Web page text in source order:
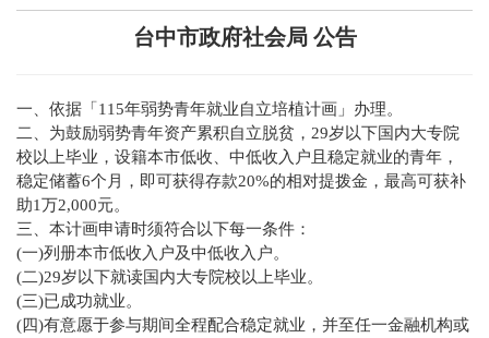
台中市政府社会局 公告
一、依据「115年弱势青年就业自立培植计画」办理。
二、为鼓励弱势青年资产累积自立脱贫，29岁以下国内大专院
校以上毕业，设籍本市低收、中低收入户且稳定就业的青年，
稳定储蓄6个月，即可获得存款20%的相对提拨金，最高可获补
助1万2,000元。
三、本计画申请时须符合以下每一条件：
(一)列册本市低收入户及中低收入户。
(二)29岁以下就读国内大专院校以上毕业。
(三)已成功就业。
(四)有意愿于参与期间全程配合稳定就业，并至任一金融机构或